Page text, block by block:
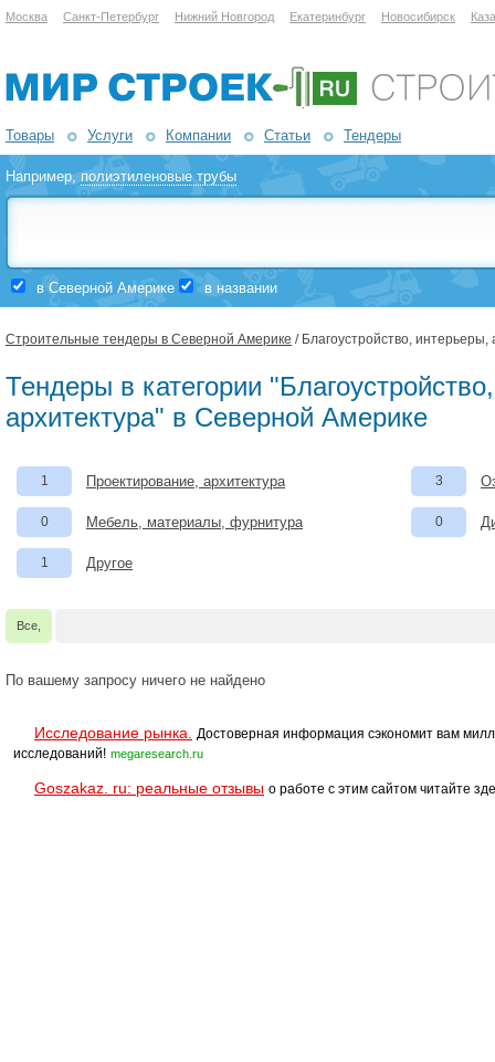
Москва Санкт-Петербург Нижний Новгород Екатеринбург Новосибирск
Товары Услуги Компании Статьи Тендеры
Например,полиэтиленовые трубы
в Северной Америке в названии
Строительные тендеры в Северной Америке / Благоустройство, интерьеры,
Тендеры в категории
архитектура" в Северной Америке
1 Проектирование, архитектура 3
0 Мебель, материалы, фурнитура 0
1 Другое
Все,
По вашему запросу ничего не найдено
Исследование рынка.
Достоверная информация сэкономит вам
исследований! megaresearch.ru
Goszakaz. ru: реальные отзывы о работе с этим сайтом читайте